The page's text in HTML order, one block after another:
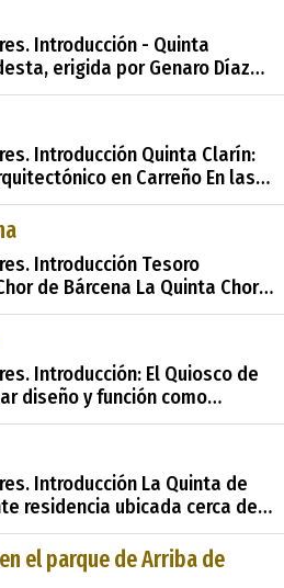
de sus características únicas
Introducción - Quinta
erigida por Genaro Díaz
construcción ubicada en
como la capital del
homónimo. Este edificio
ejemplo de la arq
Introducción Quinta Clarín:
en Carreño En las
se alza la Quinta Clarín, un
literaria y belleza
perteneciente a la familia
Introducción Tesoro
de Bárcena La Quinta Chor
un remanso de belleza y
Carreño. Esta villa, que
casa familiar típica de la
vivo de
Introducción: El Quiosco de
diseño y función como
un componente
cultural de la región. En este
relevancia desde una
as&#237
Introducción La Quinta de
residencia ubicada cerca de
emerge como un
riqueza arquitectónica e
de su diseño meticuloso
el parque de Arriba de